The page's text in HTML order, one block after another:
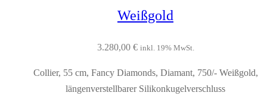
Weißgold
3.280,00 € inkl. 19% MwSt.
Collier, 55 cm, Fancy Diamonds, Diamant, 750/- Weißgold,
längenverstellbarer Silikonkugelverschluss